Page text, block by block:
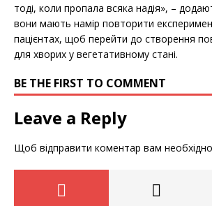
тоді, коли пропала всяка надія», –
вони мають намір повторити
пацієнтах, щоб перейти до створення
для хворих у вегетативному стані.
BE THE FIRST TO COMMENT
Leave a Reply
Щоб відправити коментар вам необхідно